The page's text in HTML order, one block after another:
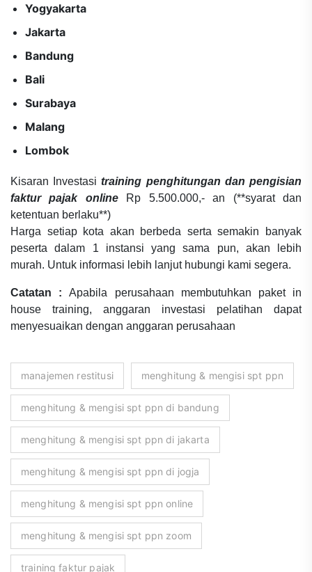
Yogyakarta
Jakarta
Bandung
Bali
Surabaya
Malang
Lombok
Kisaran Investasi training penghitungan dan pengisian
faktur pajak online
Rp 5.500.000,- an (**syarat dan
ketentuan berlaku**)
Harga setiap kota akan berbeda serta semakin banyak
peserta dalam 1 instansi yang sama pun, akan lebih
murah. Untuk informasi lebih lanjut hubungi kami segera.
Catatan : Apabila perusahaan membutuhkan paket in
house training, anggaran investasi pelatihan dapat
menyesuaikan dengan anggaran perusahaan
manajemen restitusi menghitung & mengisi spt ppn
menghitung & mengisi spt ppn di bandung
menghitung & mengisi spt ppn di jakarta
menghitung & mengisi spt ppn di jogja
menghitung & mengisi spt ppn online
menghitung & mengisi spt ppn zoom
training faktur pajak